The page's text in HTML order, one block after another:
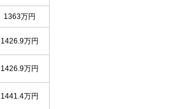
1363万円
1426.9万円
1426.9万円
1441.4万円